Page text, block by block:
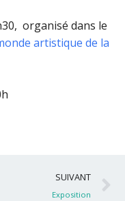
organisé dans le
artistique de la
SUIVANT
Exposition